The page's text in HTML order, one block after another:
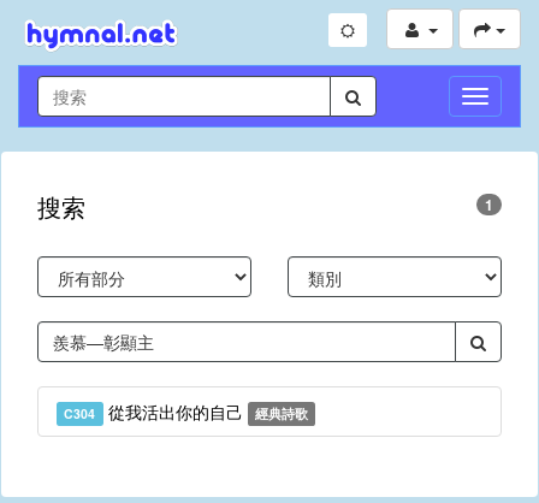
切
換
導
搜索 1
C304 從我活出你的自己 經典詩歌